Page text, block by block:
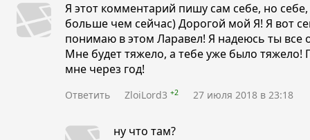
Я этот комментарий пишу сам себе, но
больше чем сейчас) Дорогой мой Я! Я вот
понимаю в этом Ларавел! Я надеюсь ты все
Мне будет тяжело, а тебе уже было тяжело!
мне через год!
Ответить ZloiLord3 +2 27 июля 2018 в 23:18
ну что там?